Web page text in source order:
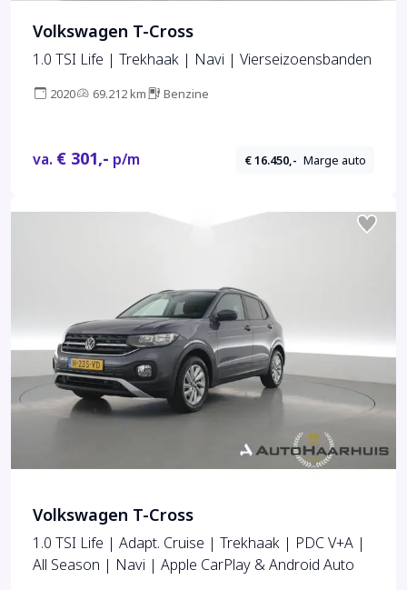
Volkswagen T-Cross
1.0 TSI Life | Trekhaak | Navi | Vierseizoensbanden
2020 69.212 km Benzine
va. € 301,- p/m € 16.450,- Marge auto
Volkswagen T-Cross
1.0 TSI Life | Adapt. Cruise | Trekhaak | PDC V+A |
All Season | Navi | Apple CarPlay & Android Auto